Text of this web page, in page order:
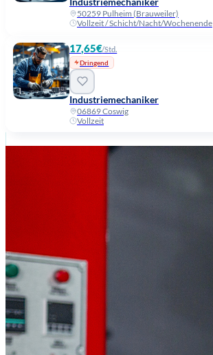
50259 Pulheim (Brauweiler)
Vollzeit / Schicht/Nacht/Wochenende
17,65€/Std.
Dringend
Industriemechaniker
06869 Coswig
Vollzeit